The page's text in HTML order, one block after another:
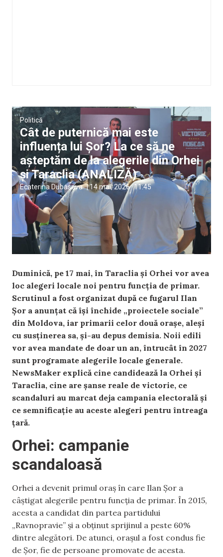
Politică
Cât de puternică mai este
influența lui Șor? La ce să ne
așteptăm de la alegerile din Orhei
și Taraclia (ANALIZĂ)
Ecaterina Dubasova |14 mai, 2026 11:45
Duminică, pe 17 mai, în Taraclia și Orhei vor avea
loc alegeri locale noi pentru funcția de primar.
Scrutinul a fost organizat după ce fugarul Ilan
Șor a anunțat că își închide „proiectele sociale”
din Moldova, iar primarii celor două orașe, aleși
cu susținerea sa, și-au depus demisia. Noii edili
vor avea mandate de doar un an, întrucât în 2027
sunt programate alegerile locale generale.
NewsMaker explică cine candidează la Orhei și
Taraclia, cine are șanse reale de victorie, ce
scandaluri au marcat deja campania electorală și
ce semnificație au aceste alegeri pentru întreaga
țară.
Orhei: campanie
scandaloasă
Orhei a devenit primul oraș în care Ilan Șor a
câștigat alegerile pentru funcția de primar. În 2015,
acesta a candidat din partea partidului
„Ravnopravie” și a obținut sprijinul a peste 60%
dintre alegători. De atunci, orașul a fost condus fie
de Șor, fie de persoane promovate de acesta.